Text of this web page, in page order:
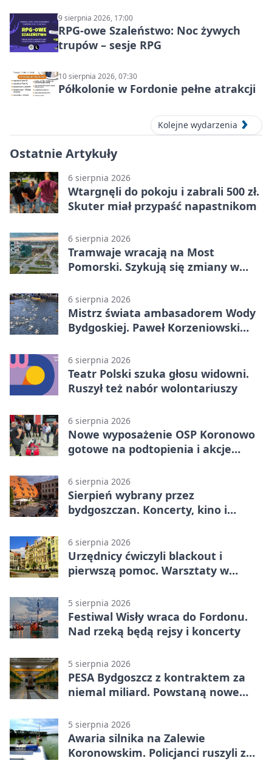
9 sierpnia 2026, 17:00
RPG-owe Szaleństwo: Noc żywych
trupów – sesje RPG
10 sierpnia 2026, 07:30
Półkolonie w Fordonie pełne atrakcji
Kolejne wydarzenia
Ostatnie Artykuły
6 sierpnia 2026
Wtargnęli do pokoju i zabrali 500 zł.
Skuter miał przypaść napastnikom
6 sierpnia 2026
Tramwaje wracają na Most
Pomorski. Szykują się zmiany w
6 sierpnia 2026
Mistrz świata ambasadorem Wody
Bydgoskiej. Paweł Korzeniowski
6 sierpnia 2026
Teatr Polski szuka głosu widowni.
Ruszył też nabór wolontariuszy
6 sierpnia 2026
Nowe wyposażenie OSP Koronowo
gotowe na podtopienia i akcje
6 sierpnia 2026
Sierpień wybrany przez
bydgoszczan. Koncerty, kino i
6 sierpnia 2026
Urzędnicy ćwiczyli blackout i
pierwszą pomoc. Warsztaty w
5 sierpnia 2026
Festiwal Wisły wraca do Fordonu.
Nad rzeką będą rejsy i koncerty
5 sierpnia 2026
PESA Bydgoszcz z kontraktem za
niemal miliard. Powstaną nowe
5 sierpnia 2026
Awaria silnika na Zalewie
Koronowskim. Policjanci ruszyli z